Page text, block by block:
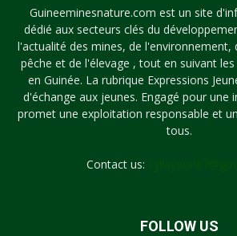
Guineeminesnature.com est un site
dédié aux secteurs clés du
l'actualité des mines, de l'environnement,
pêche et de l'élevage , tout en suivant
en Guinée. La rubrique Expressions
d'échange aux jeunes. Engagé pour une
promet une exploitation responsable et
tous.
Contact us:
FOLLOW US